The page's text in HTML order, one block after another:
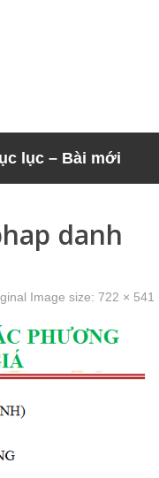
lục – Bài mới
danh
Image size: 722 × 541